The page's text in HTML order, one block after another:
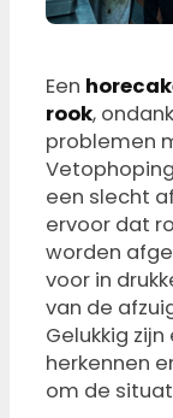
Een
rook,
problemen
een slecht
ervoor dat
worden
voor in
van de
Gelukkig
herkennen
om de